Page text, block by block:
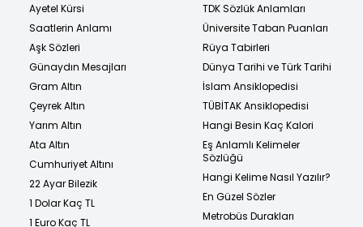
Ayetel Kürsi
Saatlerin Anlamı
Aşk Sözleri
Günaydın Mesajları
Gram Altın
Çeyrek Altın
Yarım Altın
Ata Altın
Cumhuriyet Altını
22 Ayar Bilezik
1 Dolar Kaç TL
1 Euro Kaç TL
TDK Sözlük Anlamları
Üniversite Taban Puanları
Rüya Tabirleri
Dünya Tarihi ve Türk Tarihi
İslam Ansiklopedisi
TÜBİTAK Ansiklopedisi
Hangi Besin Kaç Kalori
Eş Anlamlı Kelimeler
Sözlüğü
Hangi Kelime Nasıl Yazılır?
En Güzel Sözler
Metrobüs Durakları